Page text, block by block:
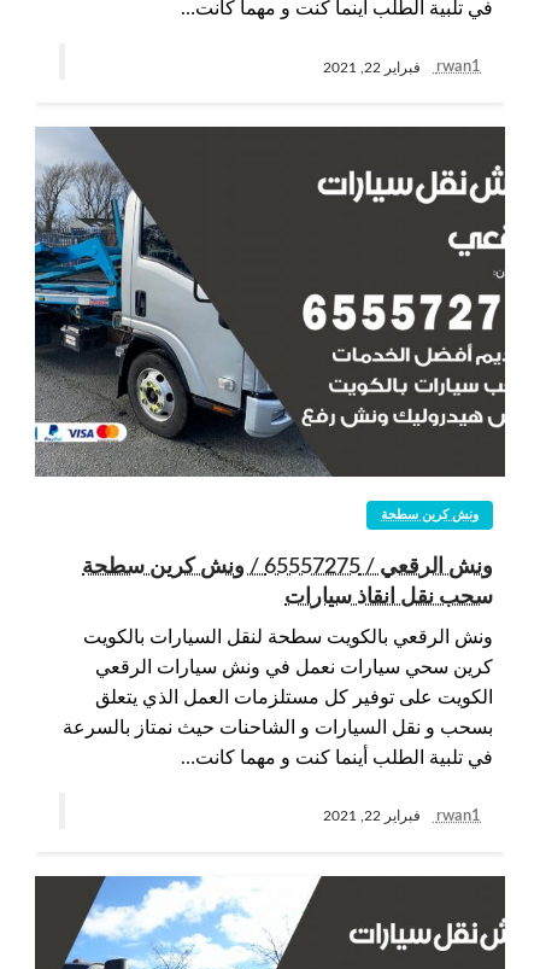
في تلبية الطلب أينما كنت و مهما كانت…
rwan1 فبراير 22, 2021
ونش كرين سطحة
ونش الرقعي / 65557275 / ونش كرين سطحة
سحب نقل انقاذ سيارات
ونش الرقعي بالكويت سطحة لنقل السيارات بالكويت
كرين سحي سيارات نعمل في ونش سيارات الرقعي
الكويت على توفير كل مستلزمات العمل الذي يتعلق
بسحب و نقل السيارات و الشاحنات حيث نمتاز بالسرعة
في تلبية الطلب أينما كنت و مهما كانت…
rwan1 فبراير 22, 2021